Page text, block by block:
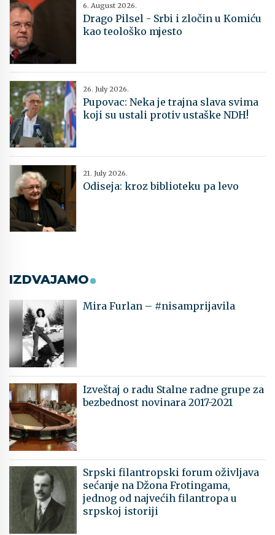
6. August 2026.
Drago Pilsel - Srbi i zločin u Komiću
kao teološko mjesto
26. July 2026.
Pupovac: Neka je trajna slava svima
koji su ustali protiv ustaške NDH!
21. July 2026.
Odiseja: kroz biblioteku pa levo
IZDVAJAMO
Mira Furlan – #nisamprijavila
Izveštaj o radu Stalne radne grupe za
bezbednost novinara 2017-2021
Srpski filantropski forum oživljava
sećanje na Džona Frotingama,
jednog od najvećih filantropa u
srpskoj istoriji